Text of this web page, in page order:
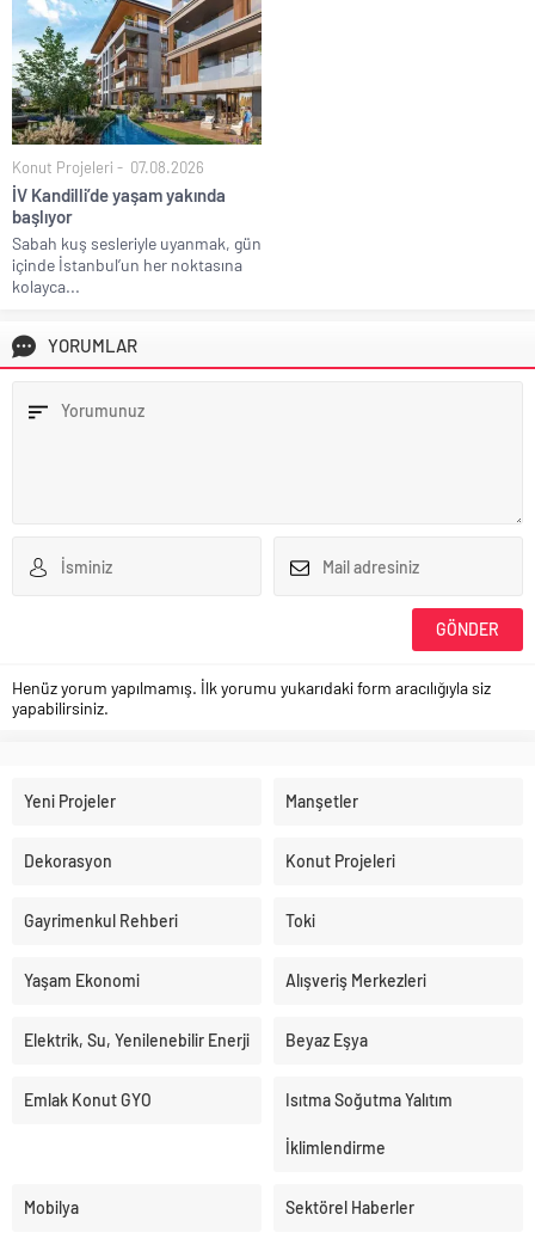
Konut Projeleri 07.08.2026
İV Kandilli’de yaşam yakında
başlıyor
Sabah kuş sesleriyle uyanmak, gün
içinde İstanbul’un her noktasına
kolayca...
YORUMLAR
Henüz yorum yapılmamış. İlk yorumu yukarıdaki form aracılığıyla siz
yapabilirsiniz.
Yeni Projeler Manşetler
Dekorasyon Konut Projeleri
Gayrimenkul Rehberi Toki
Yaşam Ekonomi Alışveriş Merkezleri
Elektrik, Su, Yenilenebilir Enerji Beyaz Eşya
Emlak Konut GYO Isıtma Soğutma Yalıtım
İklimlendirme
Mobilya Sektörel Haberler